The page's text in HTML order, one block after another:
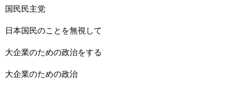
国民民主党
日本国民のことを無視して
大企業のための政治をする
大企業のための政治